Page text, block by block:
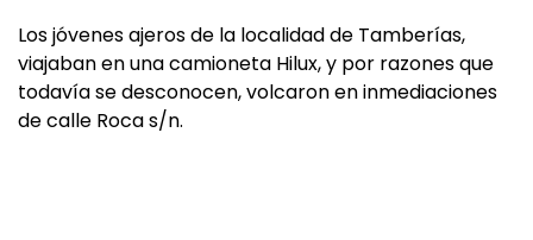
Los jóvenes ajeros de la localidad de Tamberías,
viajaban en una camioneta Hilux, y por razones que
todavía se desconocen, volcaron en inmediaciones
de calle Roca s/n.